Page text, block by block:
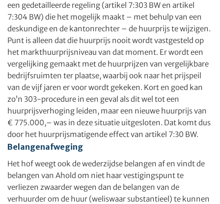
een gedetailleerde regeling (artikel 7:303 BW en artikel
7:304 BW) die het mogelijk maakt – met behulp van een
deskundige en de kantonrechter – de huurprijs te wijzigen.
Punt is alleen dat die huurprijs nooit wordt vastgesteld op
het markthuurprijsniveau van dat moment. Er wordt een
vergelijking gemaakt met de huurprijzen van vergelijkbare
bedrijfsruimten ter plaatse, waarbij ook naar het prijspeil
van de vijf jaren er voor wordt gekeken. Kort en goed kan
zo’n 303-procedure in een geval als dit wel tot een
huurprijsverhoging leiden, maar een nieuwe huurprijs van
€ 775.000,– was in deze situatie uitgesloten. Dat komt dus
door het huurprijsmatigende effect van artikel 7:30 BW.
Belangenafweging
Het hof weegt ook de wederzijdse belangen af en vindt de
belangen van Ahold om niet haar vestigingspunt te
verliezen zwaarder wegen dan de belangen van de
verhuurder om de huur (weliswaar substantieel) te kunnen